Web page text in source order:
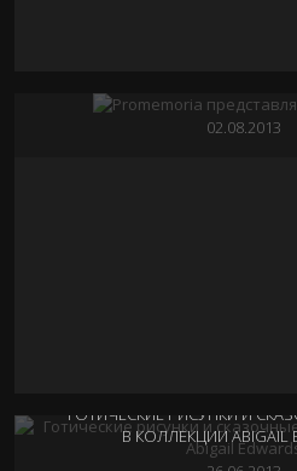
02.08.2013
ГОТИЧЕСКИЕ РИСУНКИ И
В КОЛЛЕКЦИИ ABIGAIL